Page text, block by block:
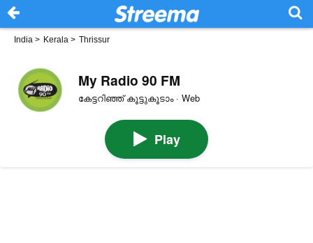
India > Kerala > Thrissur
My Radio 90 FM
കേട്ടറിഞ്ഞ് കൂട്ടുകൂടാം · Web
Play